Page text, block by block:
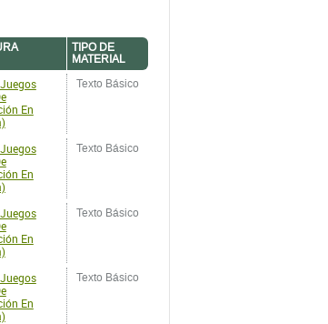
TIPO DE
MATERIAL
En
Texto Básico
En
Texto Básico
En
Texto Básico
En
Texto Básico